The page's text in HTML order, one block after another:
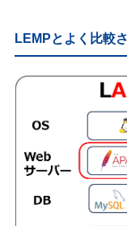
LEMPとよく比較